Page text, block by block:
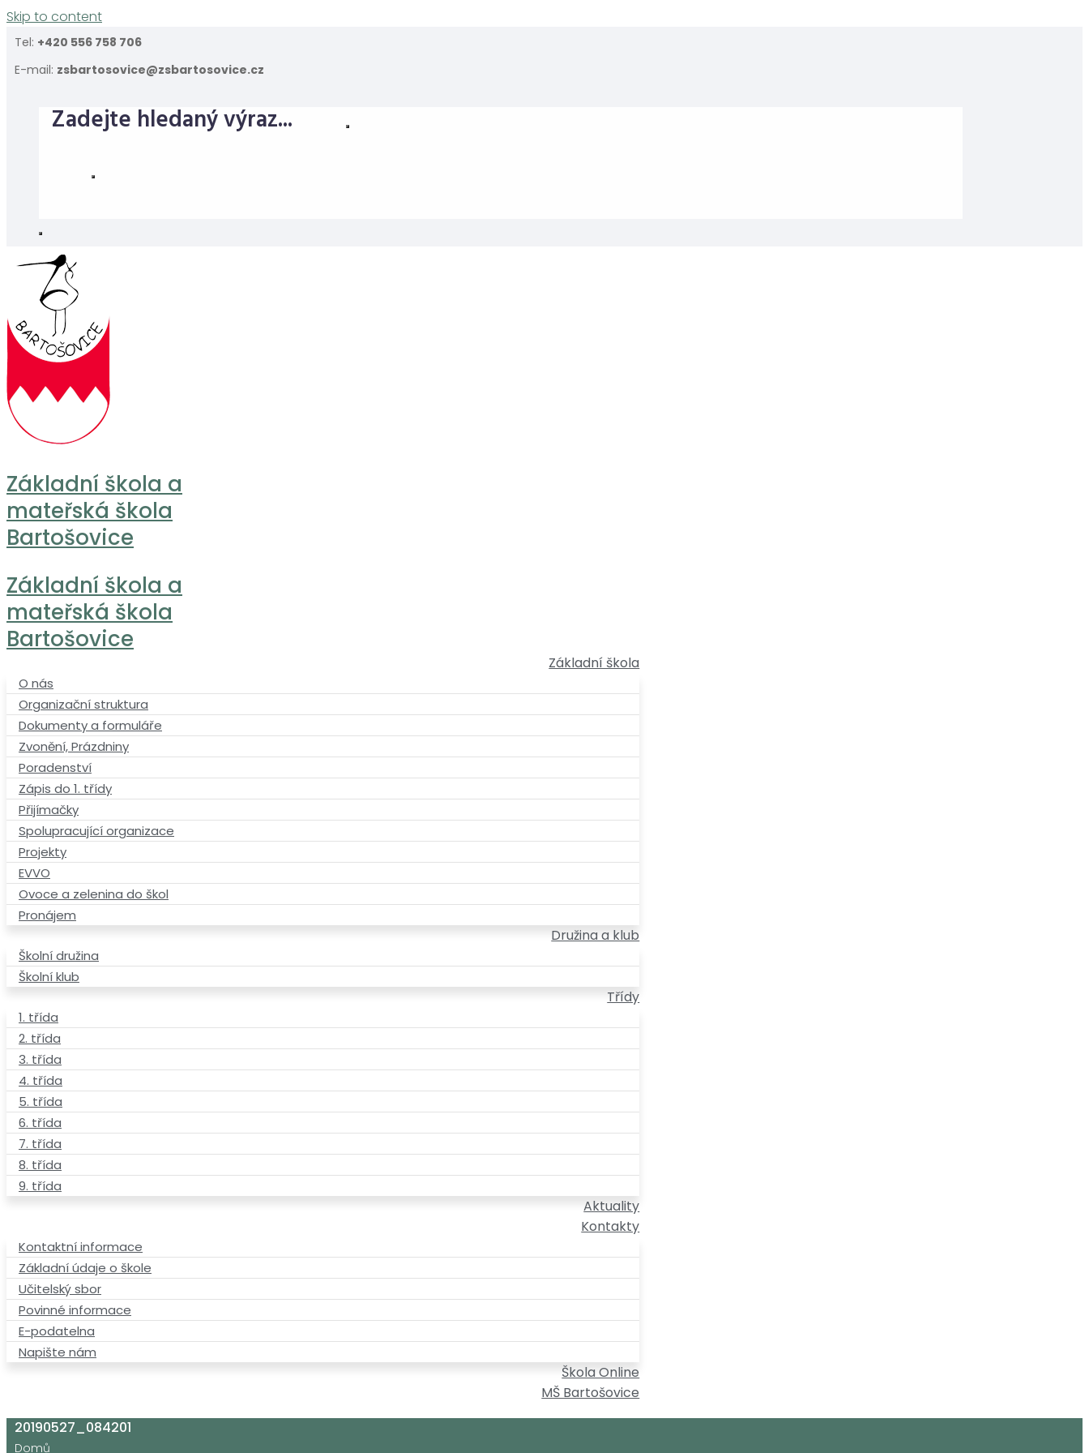
Skip to content
Tel: +420 556 758 706
E-mail: zsbartosovice@zsbartosovice.cz
Základní škola a
mateřská škola
Bartošovice
Základní škola a
mateřská škola
Bartošovice
Základní škola
O nás
Organizační struktura
Dokumenty a formuláře
Zvonění, Prázdniny
Poradenství
Zápis do 1. třídy
Přijímačky
Spolupracující organizace
Projekty
EVVO
Ovoce a zelenina do škol
Pronájem
Družina a klub
Školní družina
Školní klub
Třídy
1. třída
2. třída
3. třída
4. třída
5. třída
6. třída
7. třída
8. třída
9. třída
Aktuality
Kontakty
Kontaktní informace
Základní údaje o škole
Učitelský sbor
Povinné informace
E-podatelna
Napište nám
Škola Online
MŠ Bartošovice
20190527_084201
Domů